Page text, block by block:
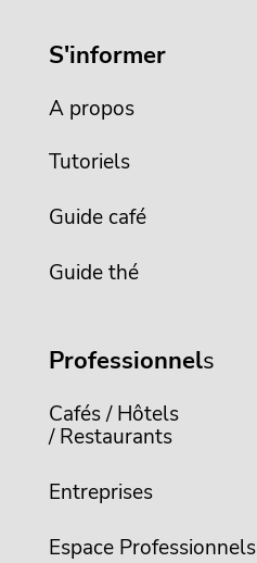
S'informer
A propos
Tutoriels
Guide café
Guide thé
Professionnels
Cafés / Hôtels
/ Restaurants
Entreprises
Espace Professionnels